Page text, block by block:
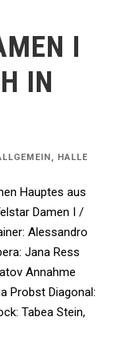
I
IN
, HALLE
Hauptes aus
Damen I /
Alessandro
Jana Ress
Annahme
Probst Diagonal:
Tabea Stein,